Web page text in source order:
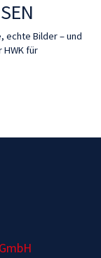
echte Bilder – und
für